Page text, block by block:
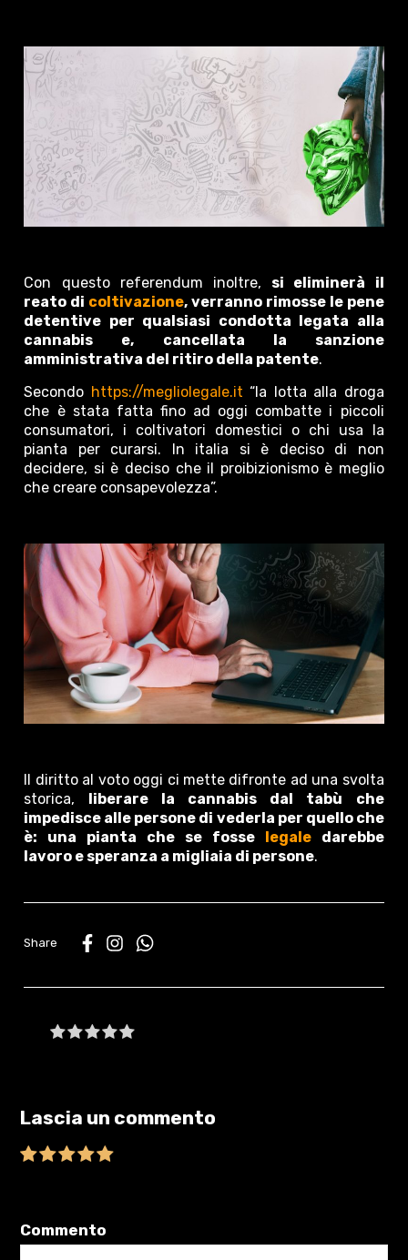
Con questo referendum inoltre, si eliminerà il
reato di coltivazione, verranno rimosse le pene
detentive per qualsiasi condotta legata alla
cannabis e, cancellata la sanzione
amministrativa del ritiro della patente.
Secondo https://megliolegale.it “la lotta alla droga
che è stata fatta fino ad oggi combatte i piccoli
consumatori, i coltivatori domestici o chi usa la
pianta per curarsi. In italia si è deciso di non
decidere, si è deciso che il proibizionismo è meglio
che creare consapevolezza”.
Il diritto al voto oggi ci mette difronte ad una svolta
storica, liberare la cannabis dal tabù che
impedisce alle persone di vederla per quello che
è: una pianta che se fosse legaledarebbe
lavoro e speranza a migliaia di persone.
Lascia un commento
Commento